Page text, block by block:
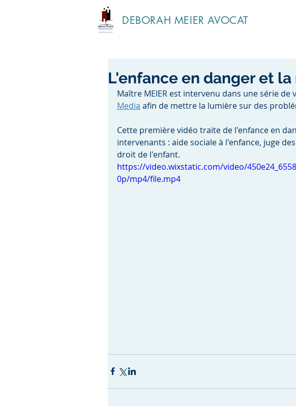
DEBORAH MEIER AVOCAT
L'enfance en danger et
Maître MEIER est intervenu dans une série de
Media afin de mettre la lumière sur des
Cette première vidéo traite de l'enfance en
intervenants : aide sociale à l'enfance, juge
droit de l'enfant.
https://video.wixstatic.com/video/
0p/mp4/file.mp4